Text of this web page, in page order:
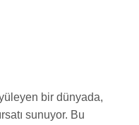
bir dünyada,
sunuyor. Bu